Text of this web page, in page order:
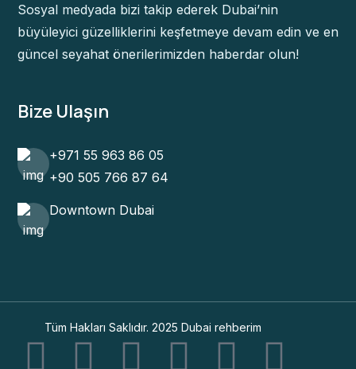
Sosyal medyada bizi takip ederek Dubai’nin
büyüleyici güzelliklerini keşfetmeye devam edin ve en
güncel seyahat önerilerimizden haberdar olun!
Bize Ulaşın
+971 55 963 86 05
+90 505 766 87 64
Downtown Dubai
Tüm Hakları Saklıdır. 2025 Dubai rehberim